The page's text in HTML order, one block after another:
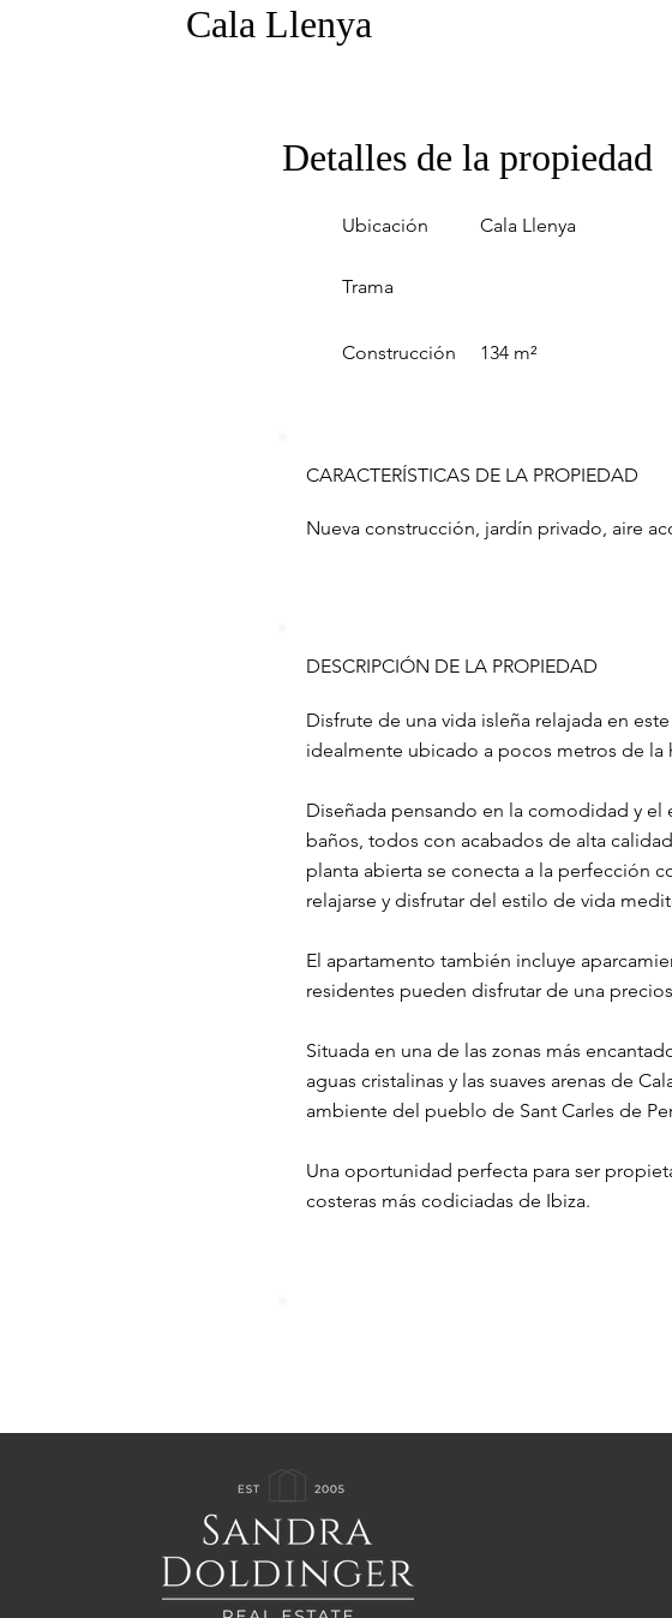
Cala Llenya
Detalles de la propiedad
Ubicación
Trama
Construcción
Cala Llenya
134 m²
CARACTERÍSTICAS DE LA PROPIEDAD
Nueva construcción, jardín privado, aire
DESCRIPCIÓN DE LA PROPIEDAD
Disfrute de una vida isleña relajada en
idealmente ubicado a pocos metros de la
Diseñada pensando en la comodidad y
baños, todos con acabados de alta
planta abierta se conecta a la perfección
relajarse y disfrutar del estilo de vida
El apartamento también incluye
residentes pueden disfrutar de una
Situada en una de las zonas más
aguas cristalinas y las suaves arenas de
ambiente del pueblo de Sant Carles de
Una oportunidad perfecta para ser
costeras más codiciadas de Ibiza.